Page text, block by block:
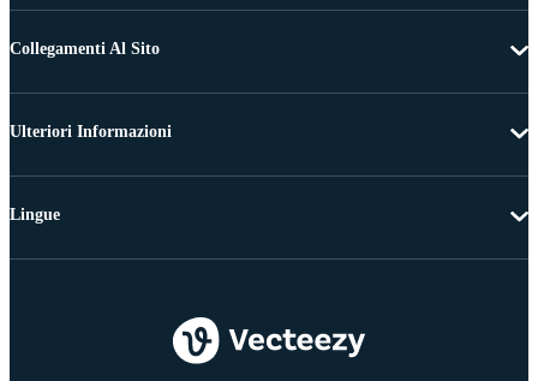
Collegamenti Al Sito
Ulteriori Informazioni
Lingue